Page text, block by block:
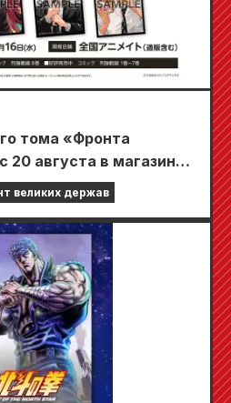
тома «Фронта
20 августа в магазинах
пройдет
ярмарка, где вы
специально
карту (всего 4 вида)!
великих держав